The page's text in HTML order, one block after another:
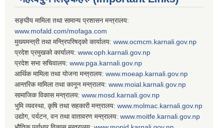
सङ्घीय मामिला तथा सामान्य प्रशासन मन्त्रालय:
www.mofald.com/mofaga.com
मुख्यमन्त्री तथा मन्त्रिपरिषद्को कार्यालय: www.ocmcm.karnali.gov.np
प्रदेश प्रमुखको कार्यालय: www.oph.karnali.gov.np
प्रदेश सभा सचिवालय: www. pga.karnali.gov.np
आर्थिक मामिला तथा योजना मन्त्रालय: www. moeap.karnali.gov.np
आन्तरिक मामिला तथा कानून मन्त्रालय: www. moial.karnali.gov.np
सामाजिक विकास मन्त्रालय: www. mosd.karnali.gov.np
भुमि व्यवस्था, कृषि तथा सहकारी मन्त्रालय: www. molmac.karnali.gov.np
उद्योग, पर्यटन, वन तथा वातावरण मन्त्रालय: www. moitfe.karnali.gov.np